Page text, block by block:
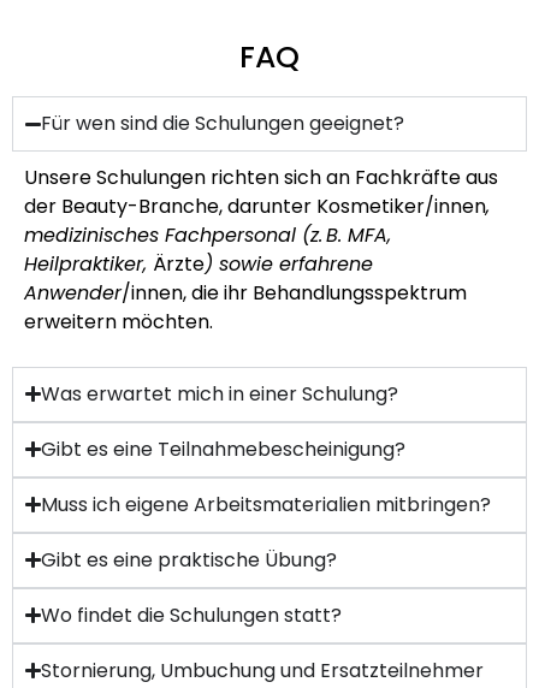
FAQ
Für wen sind die Schulungen geeignet?
Unsere Schulungen richten sich an Fachkräfte aus
der Beauty-Branche, darunter Kosmetiker/innen,
medizinisches Fachpersonal (z. B. MFA,
Heilpraktiker, Ärzte) sowie erfahrene
Anwender/innen, die ihr Behandlungsspektrum
erweitern möchten.
Was erwartet mich in einer Schulung?
Gibt es eine Teilnahmebescheinigung?
Muss ich eigene Arbeitsmaterialien mitbringen?
Gibt es eine praktische Übung?
Wo findet die Schulungen statt?
Stornierung, Umbuchung und Ersatzteilnehmer